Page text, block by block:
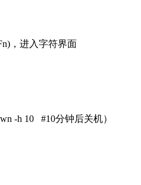
，进入字符界面
-h 10 #10分钟后关机）